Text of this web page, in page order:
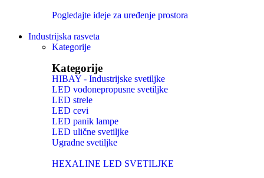
Pogledajte ideje za uređenje prostora
Industrijska rasveta
Kategorije
Kategorije
HIBAY - Industrijske svetiljke
LED vodonepropusne svetiljke
LED strele
LED cevi
LED panik lampe
LED ulične svetiljke
Ugradne svetiljke
HEXALINE LED SVETILJKE